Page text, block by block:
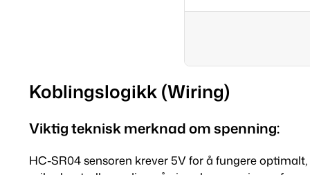
Koblingslogikk (Wiring)
Viktig teknisk merknad om spenning:
HC-SR04 sensoren krever 5V for å fungere